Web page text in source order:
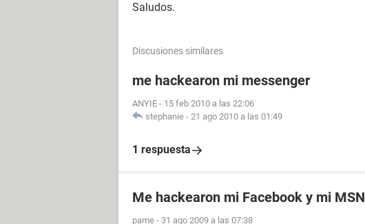
Saludos.
Discusiones similares
me hackearon mi messenger
ANYIE - 15 feb 2010 a las 22:06
stephanie - 21 ago 2010 a las 01:49
1 respuesta
Me hackearon mi Facebook y mi MSN
pame - 31 ago 2009 a las 07:38